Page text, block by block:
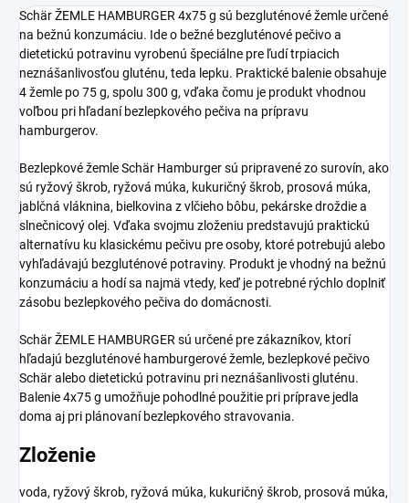
Schär ŽEMLE HAMBURGER 4x75 g sú bezgluténové žemle určené
na bežnú konzumáciu. Ide o bežné bezgluténové pečivo a
dietetickú potravinu vyrobenú špeciálne pre ľudí trpiacich
neznášanlivosťou gluténu, teda lepku. Praktické balenie obsahuje
4 žemle po 75 g, spolu 300 g, vďaka čomu je produkt vhodnou
voľbou pri hľadaní bezlepkového pečiva na prípravu
hamburgerov.
Bezlepkové žemle Schär Hamburger sú pripravené zo surovín, ako
sú ryžový škrob, ryžová múka, kukuričný škrob, prosová múka,
jablčná vláknina, bielkovina z vlčieho bôbu, pekárske droždie a
slnečnicový olej. Vďaka svojmu zloženiu predstavujú praktickú
alternatívu ku klasickému pečivu pre osoby, ktoré potrebujú alebo
vyhľadávajú bezgluténové potraviny. Produkt je vhodný na bežnú
konzumáciu a hodí sa najmä vtedy, keď je potrebné rýchlo doplniť
zásobu bezlepkového pečiva do domácnosti.
Schär ŽEMLE HAMBURGER sú určené pre zákazníkov, ktorí
hľadajú bezgluténové hamburgerové žemle, bezlepkové pečivo
Schär alebo dietetickú potravinu pri neznášanlivosti gluténu.
Balenie 4x75 g umožňuje pohodlné použitie pri príprave jedla
doma aj pri plánovaní bezlepkového stravovania.
Zloženie
voda, ryžový škrob, ryžová múka, kukuričný škrob, prosová múka,